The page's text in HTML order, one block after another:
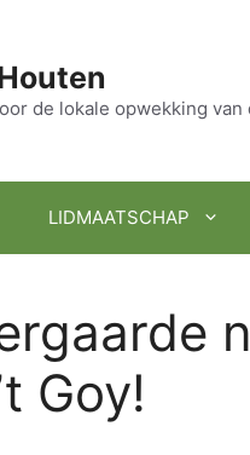
de lokale opwekking
LIDMAATSCHAP
Goy!